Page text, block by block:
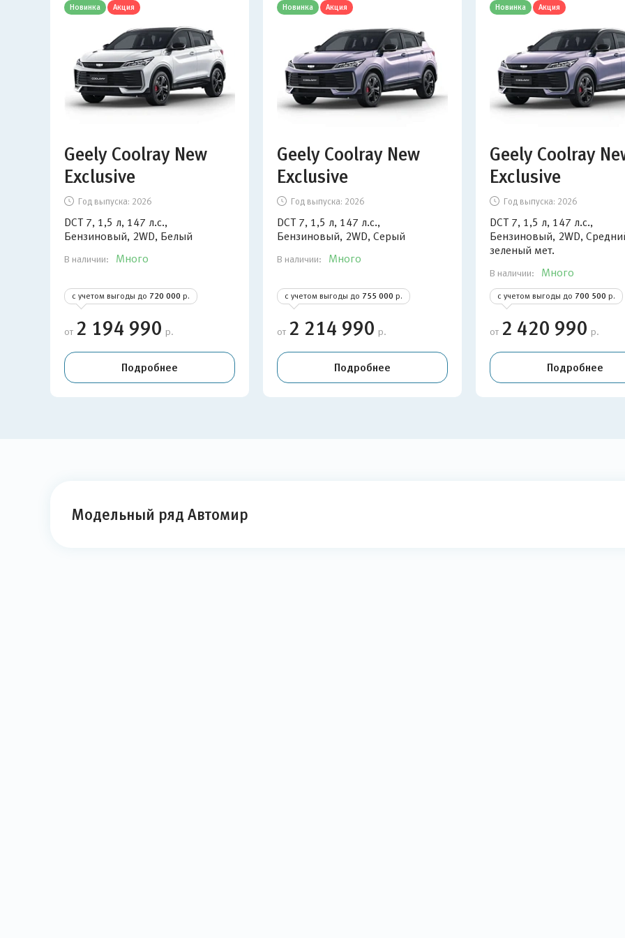
Новинка Акция
Geely Coolray New
Exclusive
Год выпуска: 2026
DCT 7, 1,5 л, 147 л.с.,
Бензиновый, 2WD, Белый
В наличии: Много
с учетом выгоды до 720 000 р.
от 2 194 990 р.
Подробнее
Новинка Акция
Geely Coolray New
Exclusive
Год выпуска: 2026
DCT 7, 1,5 л, 147 л.с.,
Бензиновый, 2WD, Серый
В наличии: Много
с учетом выгоды до 755 000 р.
от 2 214 990 р.
Подробнее
Новинка Акция
Geely Coolray
Exclusive
Год выпуска: 2026
DCT 7, 1,5 л, 147 л.с.,
Бензиновый, 2WD,
зеленый мет.
В наличии: Много
с учетом выгоды до 700 500 р.
от 2 420 990 р.
Подробнее
Модельный ряд Автомир